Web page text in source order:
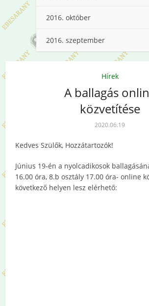
2016. október
2016. szeptember
Hírek
A ballagás
közvetítése
2020.06.19
Kedves Szülők, Hozzátartozók!
Június 19-én a nyolcadikosok
16.00 óra, 8.b osztály 17.00 óra- online
következő helyen lesz elérhető: